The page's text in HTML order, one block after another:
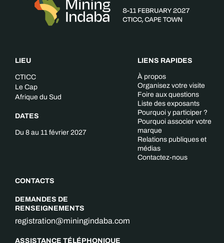
LIEU
CTICC
Le Cap
Afrique du Sud
DATES
Du 8 au 11 février 2027
CONTACTS
DEMANDES DE
RENSEIGNEMENTS
registration@miningindaba.com
ASSISTANCE TÉLÉPHONIQUE
LIENS RAPIDES
À propos
Organisez votre visite
Foire aux questions
Liste des exposants
Pourquoi y participer ?
Pourquoi associer votre
marque
Relations publiques et
médias
Contactez-nous